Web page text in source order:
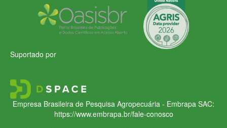
Suportado por
Empresa Brasileira de Pesquisa Agropecuária - Embrapa SAC:
https://www.embrapa.br/fale-conosco